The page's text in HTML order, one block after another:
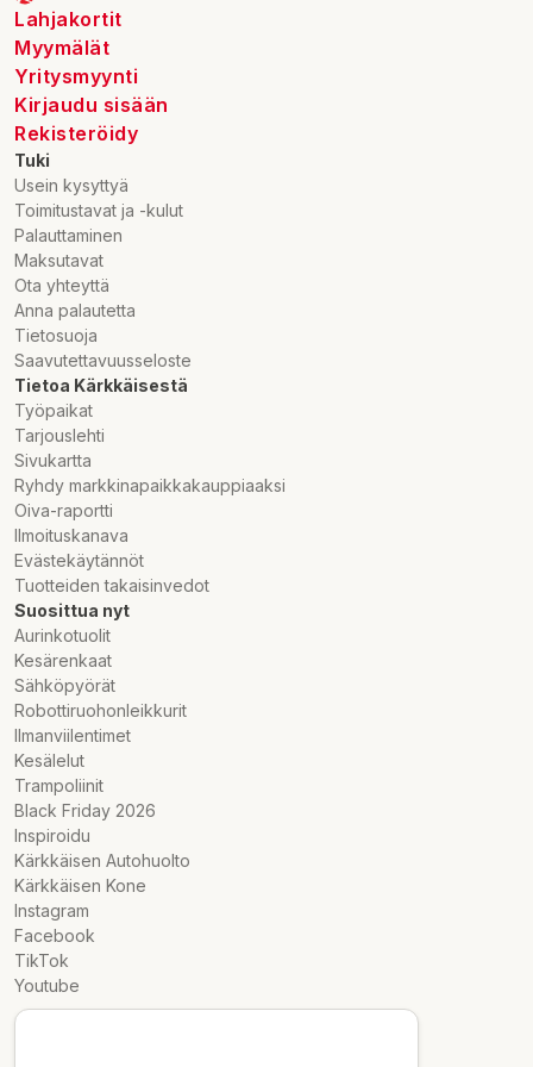
bivax vitt och gult, karnaubavax; klumpförebyggande medel:
talk; konserveringsmedel: sorbinsyra.
Näringsinnehåll / 100 g:
Energi: 346 kcal 1466 kj
Fett: 0.5 g
varav mättat fett: 0.1 g
Kolhydrat: 80 g
varav sockerarter: 51 g
Protein: 4.4 g
Salt: 0.09 g
Kontrollera produktinformationen alltid också på
förpackningen.
Marknadsförare:
Haribo Lakrids Oy Ab
Äyritie 12 C, 01510 Vantaa
info.fi@haribo.com
Lahjakortit
Myymälät
Yritysmyynti
Kirjaudu sisään
Rekisteröidy
Tuki
Usein kysyttyä
Toimitustavat ja -kulut
Palauttaminen
Maksutavat
Ota yhteyttä
Anna palautetta
Tietosuoja
Saavutettavuusseloste
Tietoa Kärkkäisestä
Työpaikat
Tarjouslehti
Sivukartta
Ryhdy markkinapaikkakauppiaaksi
Oiva-raportti
Ilmoituskanava
Evästekäytännöt
Tuotteiden takaisinvedot
Suosittua nyt
Aurinkotuolit
Kesärenkaat
Sähköpyörät
Robottiruohonleikkurit
Ilmanviilentimet
Kesälelut
Trampoliinit
Black Friday 2026
Inspiroidu
Kärkkäisen Autohuolto
Kärkkäisen Kone
Instagram
Facebook
TikTok
Youtube